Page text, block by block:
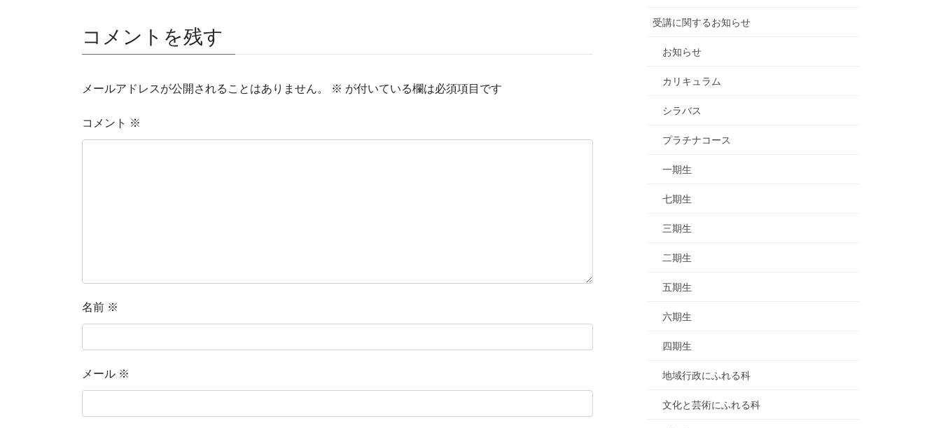
コメントを残す
メールアドレスが公開されることはありません。 ※ が付いている欄は必須項目です
コメント ※
名前 ※
メール ※
受講に関するお知らせ
お知らせ
カリキュラム
シラバス
プラチナコース
一期生
七期生
三期生
二期生
五期生
六期生
四期生
地域行政にふれる科
文化と芸術にふれる科